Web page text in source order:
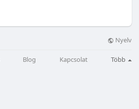
Nyelv
Blog Kapcsolat Több